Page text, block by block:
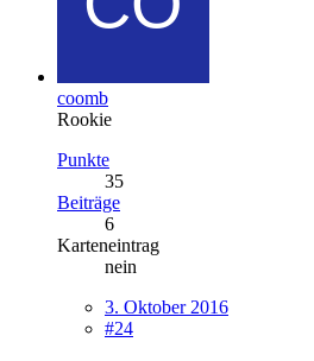
coomb
Rookie
Punkte
35
Beiträge
6
Karteneintrag
nein
3. Oktober 2016
#24